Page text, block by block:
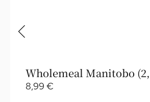
Wholemeal Manitobo
8,99 €